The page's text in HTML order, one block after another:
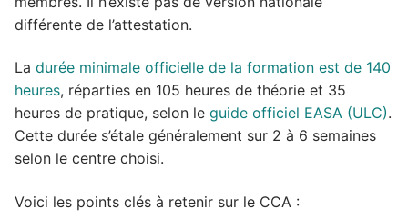
différente de l’attestation.
La durée minimale officielle de la formation est de 140
heures, réparties en 105 heures de théorie et 35
heures de pratique, selon le guide officiel EASA (ULC).
Cette durée s’étale généralement sur 2 à 6 semaines
selon le centre choisi.
Voici les points clés à retenir sur le CCA :